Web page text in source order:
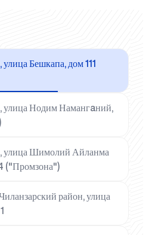
Бешкапа, дом 111
улица Нодим Намангaний,
улица Шимолий Айланма
("Промзона")
район, улица